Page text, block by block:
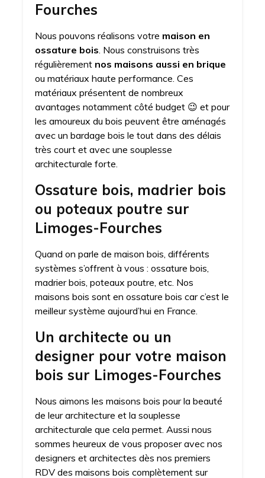
Fourches
Nous pouvons réalisons votre maison en
ossature bois. Nous construisons très
régulièrement nos maisons aussi en brique
ou matériaux haute performance. Ces
matériaux présentent de nombreux
avantages notamment côté budget 😉 et pour
les amoureux du bois peuvent être aménagés
avec un bardage bois le tout dans des délais
très court et avec une souplesse
architecturale forte.
Ossature bois, madrier bois
ou poteaux poutre sur
Limoges-Fourches
Quand on parle de maison bois, différents
systèmes s’offrent à vous : ossature bois,
madrier bois, poteaux poutre, etc. Nos
maisons bois sont en ossature bois car c’est le
meilleur système aujourd’hui en France.
Un architecte ou un
designer pour votre maison
bois sur Limoges-Fourches
Nous aimons les maisons bois pour la beauté
de leur architecture et la souplesse
architecturale que cela permet. Aussi nous
sommes heureux de vous proposer avec nos
designers et architectes dès nos premiers
RDV des maisons bois complètement sur